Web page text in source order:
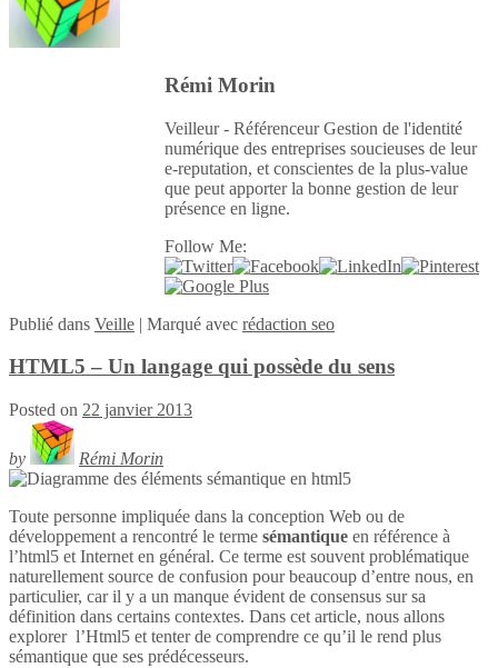
Rémi Morin
Veilleur - Référenceur Gestion de l'identité
numérique des entreprises soucieuses de leur
e-reputation, et conscientes de la plus-value
que peut apporter la bonne gestion de leur
présence en ligne.
Follow Me:
Publié dans Veille | Marqué avec rédaction seo
HTML5 – Un langage qui possède du sens
Posted on 22 janvier 2013
by Rémi Morin
Toute personne impliquée dans la conception Web ou de
développement a rencontré le terme sémantique en référence à
l’html5 et Internet en général. Ce terme est souvent problématique
naturellement source de confusion pour beaucoup d’entre nous, en
particulier, car il y a un manque évident de consensus sur sa
définition dans certains contextes. Dans cet article, nous allons
explorer l’Html5 et tenter de comprendre ce qu’il le rend plus
sémantique que ses prédécesseurs.